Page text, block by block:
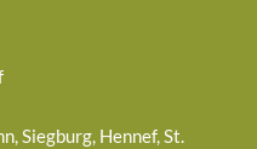
Siegburg, Hennef, St.